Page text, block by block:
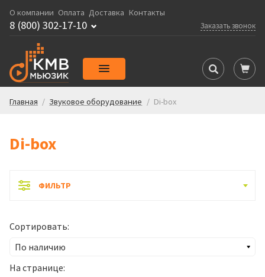
О компании Оплата Доставка Контакты
Заказать звонок
8 (800) 302-17-10
Главная / Звуковое оборудование / Di-box
Di-box
ФИЛЬТР
Сортировать:
На странице: